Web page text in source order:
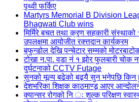
पृथ्वी फर्किए
Martyrs Memorial B Division
Bhagwati Club wins
मिर्मिरे बचत तथा क्रृण सहकारी संस्थाको
उपलक्षमा आयोजीत रक्त्तदान कार्यक्रम
बफुन्डोल देखि पन्चेटार सम्मको
टोखा न.पा. वडा नं १ झोर फुलबारी चोक
दुर्घटनाको CCTV Futage
सुनको मूल्य बढेको बढ्यै सुन भनेपछि किन
देशभरिका शिक्षक काठमाण्डू आएर
क्यान्सर रोगको नि ः शुल्क परिक्षण